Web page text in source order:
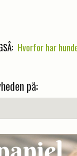
Hvorfor har
på: